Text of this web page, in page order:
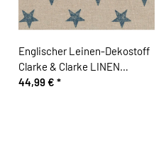
Englischer Leinen-Dekostoff
Clarke & Clarke LINEN
STARS, Sterne, natur-
44,99 € *